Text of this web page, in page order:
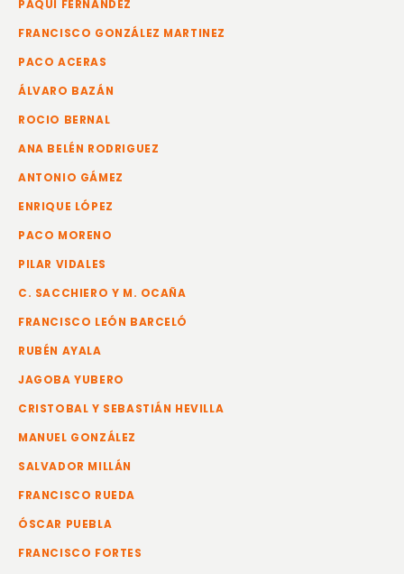
PAQUI FERNÁNDEZ
FRANCISCO GONZÁLEZ MARTINEZ
PACO ACERAS
ÁLVARO BAZÁN
ROCIO BERNAL
ANA BELÉN RODRIGUEZ
ANTONIO GÁMEZ
ENRIQUE LÓPEZ
PACO MORENO
PILAR VIDALES
C. SACCHIERO Y M. OCAÑA
FRANCISCO LEÓN BARCELÓ
RUBÉN AYALA
JAGOBA YUBERO
CRISTOBAL Y SEBASTIÁN HEVILLA
MANUEL GONZÁLEZ
SALVADOR MILLÁN
FRANCISCO RUEDA
ÓSCAR PUEBLA
FRANCISCO FORTES